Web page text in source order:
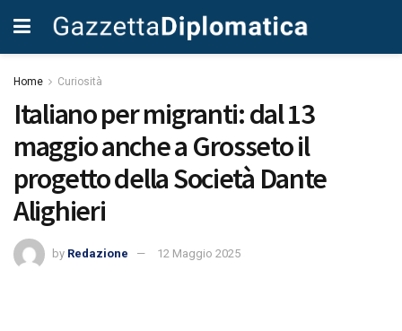
Home Curiosità
Italiano per migranti: dal 13
maggio anche a Grosseto il
progetto della Società Dante
Alighieri
by Redazione 12 Maggio 2025